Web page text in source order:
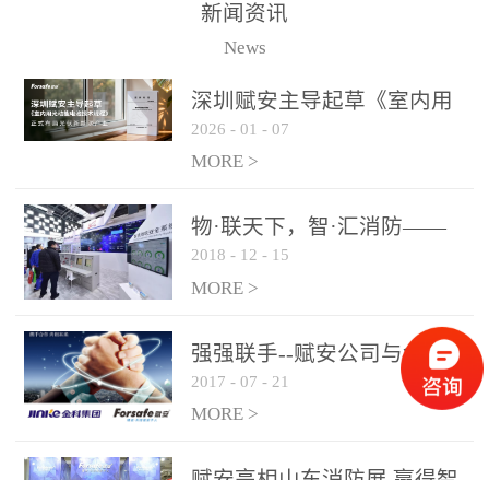
火灾隐患多。一旦发生火
传统的火灾关测器无法被
及时缺发，不能及早发现
和有效扑救火火，这不仅
力和闲难，同时也将造成
巨大的经济损失和社会影
响，基至还会造成人员伤
亡。图像型火灾探测器正
是针对这种高大空间建筑
物的消防设施、设备通过
现场图像的实时获取、预
处理和特征提取分析，实
现火焰的跟踪和识别。能
警领域三十多年技术积累
和工程实践的结晶。
新闻资讯
News
深圳赋安主导起草《室内用
光动能电池技术规程》 正式
布局光伏新能源产业
2026 - 01 - 07
MORE >
物·联天下，智·汇消防——
赋安F&S 2018上海消防展圆
满落幕
2018 - 12 - 15
MORE >
强强联手--赋安公司与金科
集团达成战略合作协议
2017 - 07 - 21
MORE >